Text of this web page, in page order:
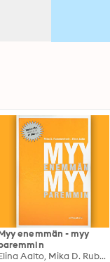
enemmän - myy
Elina Aalto, Mika D. Rubanovitsch